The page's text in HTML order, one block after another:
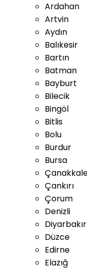
Ardahan
Artvin
Aydın
Balıkesir
Bartın
Batman
Bayburt
Bilecik
Bingöl
Bitlis
Bolu
Burdur
Bursa
Çankırı
Çorum
Denizli
Diyarbakır
Düzce
Edirne
Elazığ